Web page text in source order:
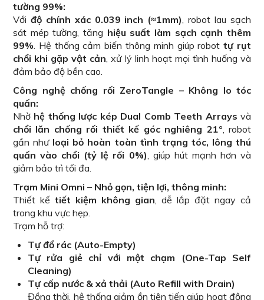
tường 99%:
Với độ chính xác 0.039 inch (≈1mm) , robot lau sạch
sát mép tường, tăng hiệu suất làm sạch cạnh thêm
99% . Hệ thống cảm biến thông minh giúp robottự rụt
chổi khi gặp vật cản , xử lý linh hoạt mọi tình huống và
đảm bảo độ bền cao.
Công nghệ chống rối ZeroTangle – Không lo tóc
quấn:
Nhờ hệ thống lược kép Dual Comb Teeth Arrays và
chổi lăn chống rối thiết kế góc nghiêng 21° , robot
gần như loại bỏ hoàn toàn tình trạng tóc, lông thú
quấn vào chổi (tỷ lệ rối 0%) , giúp hút mạnh hơn và
giảm bảo trì tối đa.
Trạm Mini Omni – Nhỏ gọn, tiện lợi, thông minh:
Thiết kế tiết kiệm không gian , dễ lắp đặt ngay cả
trong khu vực hẹp.
Trạm hỗ trợ:
Tự đổ rác (Auto-Empty)
Tự rửa giẻ chỉ với một chạm (One-Tap Self
Cleaning)
Tự cấp nước & xả thải (Auto Refill with Drain)
Đồng thời, hệ thống giảm ồn tiên tiến giúp hoạt động